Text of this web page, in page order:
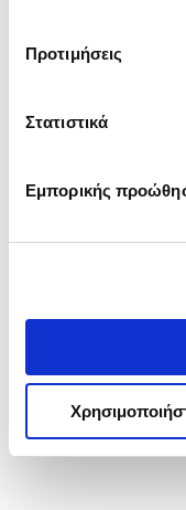
Προτιμήσεις
Στατιστικά
Εμπορικής